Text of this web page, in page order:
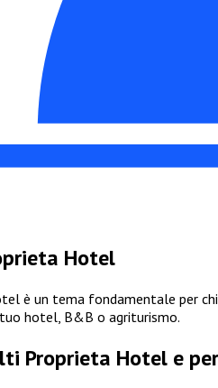
Hotel
è un tema fondamentale per
hotel, B&B o agriturismo.
Proprieta Hotel e